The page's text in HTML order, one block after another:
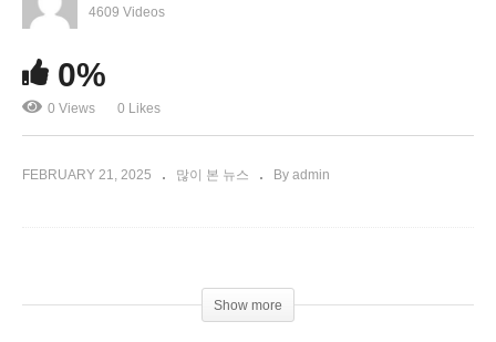
4.9% 하락’
4609 Videos
0%
0 Views 0 Likes
FEBRUARY 21, 2025 많이 본 뉴스 By admin
Show more